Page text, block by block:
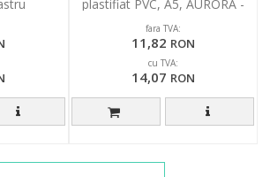
plastifiat PVC, A5, AURORA -
negru
fara TVA:
11,82 RON
cu TVA:
14,07 RON